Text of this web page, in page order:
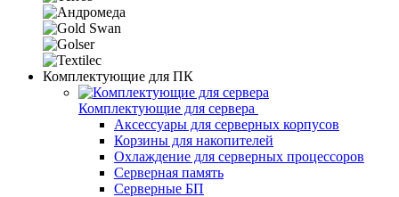
Комплектующие для ПК
Комплектующие для сервера
Аксессуары для серверных корпусов
Корзины для накопителей
Охлаждение для серверных процессоров
Серверная память
Серверные БП